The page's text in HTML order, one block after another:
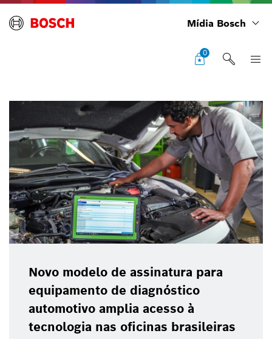
Mídia Bosch
0
Novo modelo de assinatura para
equipamento de diagnóstico
automotivo amplia acesso à
tecnologia nas oficinas brasileiras